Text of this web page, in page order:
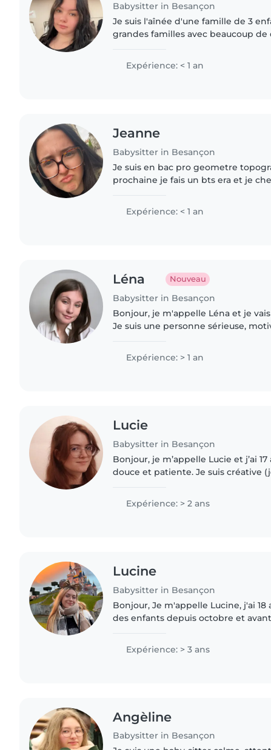
Babysitter in Besançon
Je suis l'aînée d'une famille de 3
grandes familles avec beaucoup de
de la pâtisserie,..
Expérience: < 1 an
Jeanne
Babysitter in Besançon
Je suis en bac pro geometre
prochaine je fais un bts era et je
voir mes amis..
Expérience: < 1 an
Léna Nouveau
Babysitter in Besançon
Bonjour, je m'appelle Léna et je
Je suis une personne sérieuse,
me suis beaucoup..
Expérience: > 1 an
Lucie
Babysitter in Besançon
Bonjour, je m’appelle Lucie et j’ai 17
douce et patiente. Je suis créative
Expérience: > 2 ans
Lucine
Babysitter in Besançon
Bonjour, Je m'appelle Lucine, j'ai 18
des enfants depuis octobre et
Expérience: > 3 ans
Angèline
Babysitter in Besançon